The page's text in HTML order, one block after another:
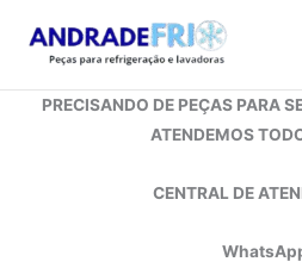
para
conteúdo
PRECISANDO DE PEÇAS PARA
ATENDEMOS
CENTRAL DE